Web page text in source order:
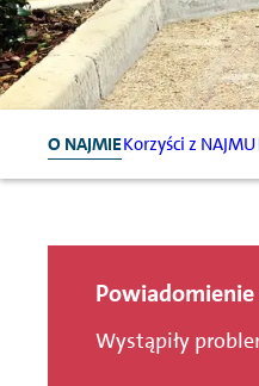
O NAJMIEKorzyści z NAJMU
Wystąpiły